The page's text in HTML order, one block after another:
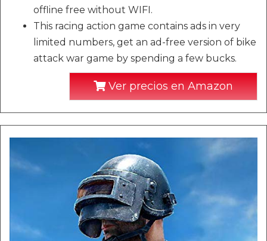
offline free without WIFI.
This racing action game contains ads in very
limited numbers, get an ad-free version of bike
attack war game by spending a few bucks.
Ver precios en Amazon